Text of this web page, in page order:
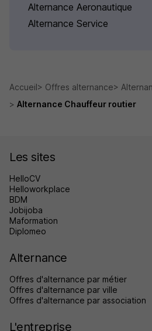
Alternance Aeronautique
Alternance Service
Accueil Offres alternance
Alternance Chauffeur routier
Les sites
HelloCV
Helloworkplace
BDM
Jobijoba
Maformation
Diplomeo
Alternance
Offres d'alternance par métier
Offres d'alternance par ville
Offres d'alternance par association
L'entreprise